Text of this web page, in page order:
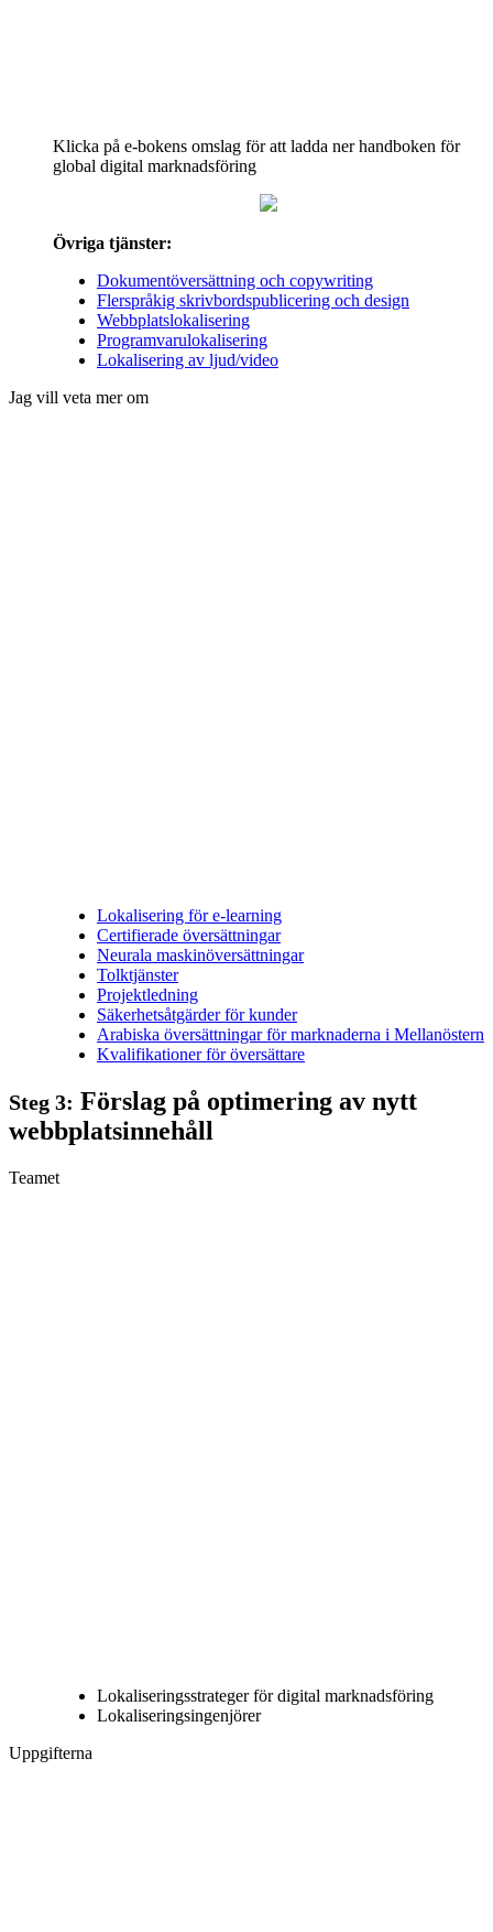
Klicka på e-bokens omslag för att ladda ner handboken för
global digital marknadsföring
Övriga tjänster:
Dokumentöversättning och copywriting
Flerspråkig skrivbordspublicering och design
Webbplatslokalisering
Programvarulokalisering
Lokalisering av ljud/video
Jag vill veta mer om
Lokalisering för e-learning
Certifierade översättningar
Neurala maskinöversättningar
Tolktjänster
Projektledning
Säkerhetsåtgärder för kunder
Arabiska översättningar för marknaderna i Mellanöstern
Kvalifikationer för översättare
Steg 3: Förslag på optimering av nytt
webbplatsinnehåll
Teamet
Lokaliseringsstrateger för digital marknadsföring
Lokaliseringsingenjörer
Uppgifterna